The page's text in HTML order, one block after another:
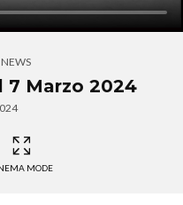
NEWS
7 Marzo 2024
MODE